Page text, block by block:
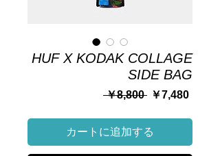
HUF X KODAK COLLAGE
SIDE BAG
￥8,800 通
価
格
￥7,480セ
ル
格
カートに追加する